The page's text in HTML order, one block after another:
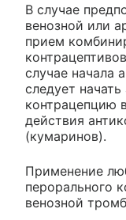
В случае
венозной или
прием
случае начала
следует
контрацепцию
действия
(кумаринов).
Применение
перорального
венозной